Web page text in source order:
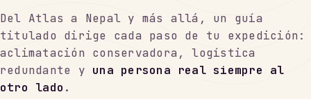
Del Atlas a Nepal y más allá, un guía
titulado dirige cada paso de tu expedición:
aclimatación conservadora, logística
redundante y una persona real siempre al
otro lado .